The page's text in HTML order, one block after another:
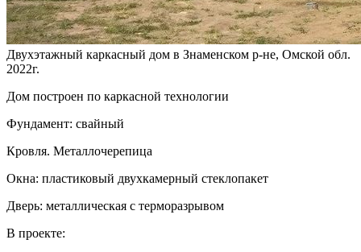
Двухэтажный каркасный дом в Знаменском р-не, Омской обл.
2022г.
Дом построен по каркасной технологии
Фундамент: свайный
Кровля. Металлочерепица
Окна: пластиковый двухкамерный стеклопакет
Дверь: металлическая с терморазрывом
В проекте: